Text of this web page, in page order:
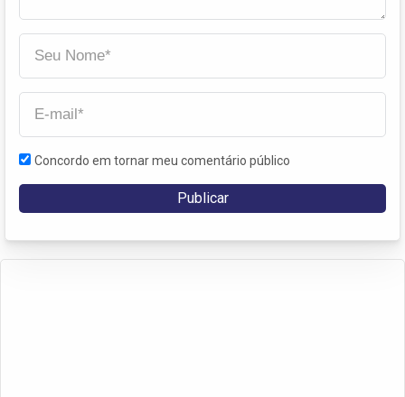
Concordo em tornar meu comentário público